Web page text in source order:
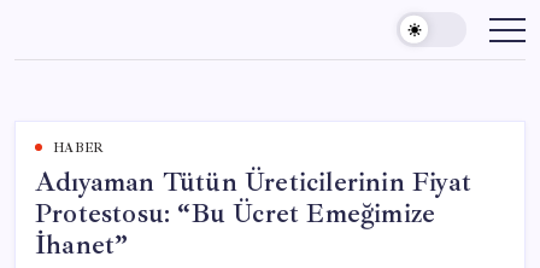
content
HABER
Adıyaman Tütün Üreticilerinin Fiyat
Protestosu: “Bu Ücret Emeğimize
İhanet”